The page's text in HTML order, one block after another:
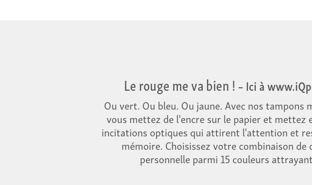
Le rouge me va bien !– Ici à
Ou vert. Ou bleu. Ou jaune. Avec nos tampons
vous mettez de l'encre sur le papier et mettez
incitations optiques qui attirent l'attention et
mémoire. Choisissez votre combinaison de
personnelle parmi 15 couleurs